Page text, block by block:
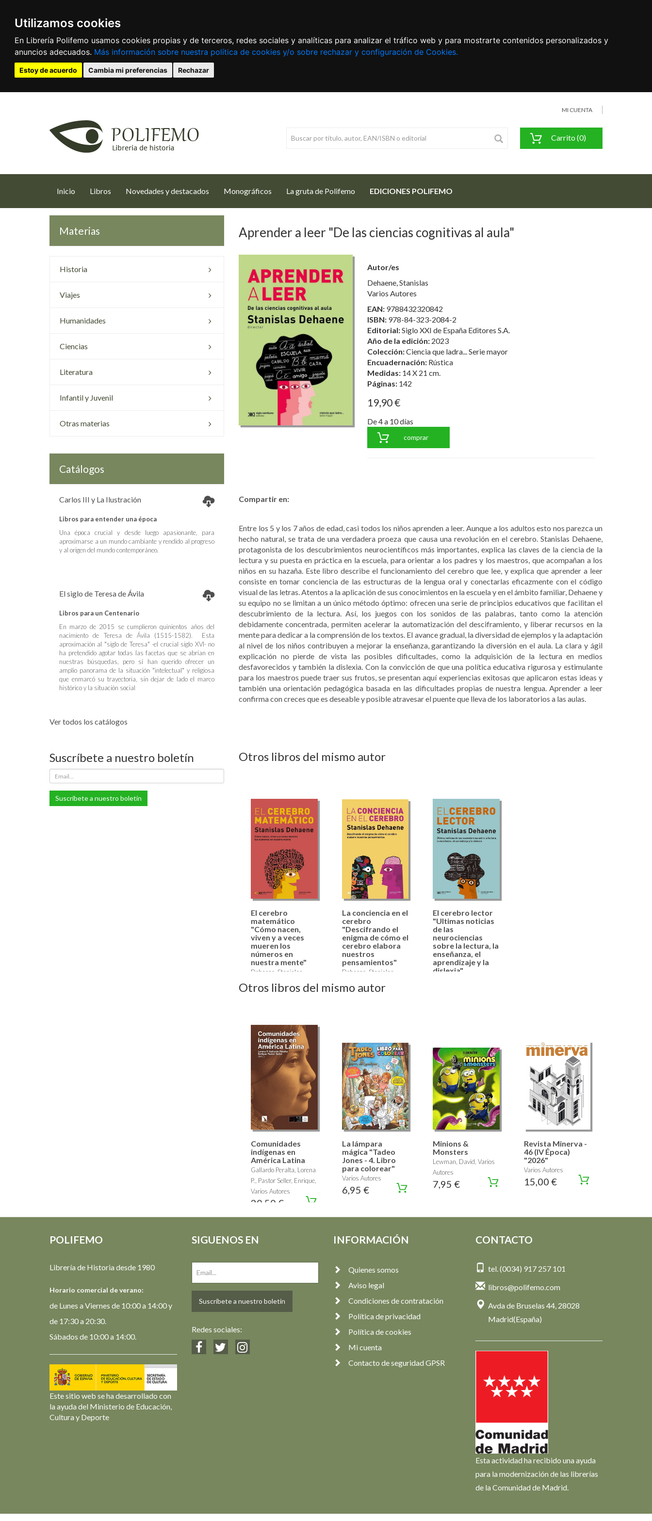
Utilizamos cookies
En Librería Polifemo usamos cookies propias y de terceros, redes sociales y analíticas para analizar el tráfico web y para mostrarte contenidos personalizados y
anuncios adecuados. Más información sobre nuestra política de cookies y/o sobre rechazar y configuración de Cookies.
Estoy de acuerdo Cambia mi preferencias Rechazar
MI CUENTA
Carrito (0)
Inicio (current)
Libros Novedades y destacados Monográficos La gruta de Polifemo EDICIONES POLIFEMO
Materias
Historia
Viajes
Humanidades
Ciencias
Literatura
Infantil y Juvenil
Otras materias
Catálogos
Carlos III y La Ilustración
Libros para entender una época
Una época crucial y desde luego apasionante, para
aproximarse a un mundo cambiante y rendido al progreso
y al origen del mundo contemporáneo.
El siglo de Teresa de Ávila
Libros para un Centenario
En marzo de 2015 se cumplieron quinientos años del
nacimiento de Teresa de Ávila (1515-1582). Esta
aproximación al "siglo de Teresa" -el crucial siglo XVI- no
ha pretendido agotar todas las facetas que se abrían en
nuestras búsquedas, pero sí han querido ofrecer un
amplio panorama de la situación "intelectual" y religiosa
que enmarcó su trayectoria, sin dejar de lado el marco
histórico y la situación social
Ver todos los catálogos
Suscríbete a nuestro boletín
Suscríbete a nuestro boletín
Aprender a leer "De las ciencias cognitivas al aula"
Autor/es
Dehaene, Stanislas
Varios Autores
EAN: 9788432320842
ISBN: 978-84-323-2084-2
Editorial:Siglo XXI de España Editores S.A.
Año de la edición: 2023
Colección:Ciencia que ladra... Serie mayor
Encuadernación: Rústica
Medidas: 14 X 21 cm.
Páginas: 142
19,90 €
De 4 a 10 días
comprar
Compartir en:
Entre los 5 y los 7 años de edad, casi todos los niños aprenden a leer. Aunque a los adultos esto nos parezca un
hecho natural, se trata de una verdadera proeza que causa una revolución en el cerebro. Stanislas Dehaene,
protagonista de los descubrimientos neurocientíficos más importantes, explica las claves de la ciencia de la
lectura y su puesta en práctica en la escuela, para orientar a los padres y los maestros, que acompañan a los
niños en su hazaña. Este libro describe el funcionamiento del cerebro que lee, y explica que aprender a leer
consiste en tomar conciencia de las estructuras de la lengua oral y conectarlas eficazmente con el código
visual de las letras. Atentos a la aplicación de sus conocimientos en la escuela y en el ámbito familiar, Dehaene y
su equipo no se limitan a un único método óptimo: ofrecen una serie de principios educativos que facilitan el
descubrimiento de la lectura. Así, los juegos con los sonidos de las palabras, tanto como la atención
debidamente concentrada, permiten acelerar la automatización del desciframiento, y liberar recursos en la
mente para dedicar a la comprensión de los textos. El avance gradual, la diversidad de ejemplos y la adaptación
al nivel de los niños contribuyen a mejorar la enseñanza, garantizando la diversión en el aula. La clara y ágil
explicación no pierde de vista las posibles dificultades, como la adquisición de la lectura en medios
desfavorecidos y también la dislexia. Con la convicción de que una política educativa rigurosa y estimulante
para los maestros puede traer sus frutos, se presentan aquí experiencias exitosas que aplicaron estas ideas y
también una orientación pedagógica basada en las dificultades propias de nuestra lengua. Aprender a leer
confirma con creces que es deseable y posible atravesar el puente que lleva de los laboratorios a las aulas.
Otros libros del mismo autor
El cerebro
matemático
"Cómo nacen,
viven y a veces
mueren los
números en
nuestra mente"
Dehaene, Stanislas
24,90 €
La conciencia en el
cerebro
"Descifrando el
enigma de cómo el
cerebro elabora
nuestros
pensamientos"
Dehaene, Stanislas
24,90 €
El cerebro lector
"Ultimas noticias
de las
neurociencias
sobre la lectura, la
enseñanza, el
aprendizaje y la
dislexia"
Otros libros del mismo autor
Comunidades
indígenas en
América Latina
Gallardo Peralta, Lorena
P., Pastor Seller, Enrique,
Varios Autores
20,50 €
La lámpara
mágica "Tadeo
Jones - 4. Libro
para colorear"
Varios Autores
6,95 €
Minions &
Monsters
Lewman, David, Varios
Autores
7,95 €
Revista Minerva -
46 (IV Época)
"2026"
Varios Autores
15,00 €
POLIFEMO
Librería de Historia desde 1980
Horario comercial de verano:
de Lunes a Viernes de 10:00 a 14:00 y
de 17:30 a 20:30.
Sábados de 10:00 a 14:00.
Este sitio web se ha desarrollado con
la ayuda del Ministerio de Educación,
Cultura y Deporte
SIGUENOS EN
Suscríbete a nuestro boletín
Redes sociales:
INFORMACIÓN
Quienes somos
Aviso legal
Condiciones de contratación
Política de privacidad
Política de cookies
Mi cuenta
Contacto de seguridad GPSR
CONTACTO
tel. (0034) 917 257 101
libros@polifemo.com
Avda de Bruselas 44, 28028
Madrid(España)
Esta actividad ha recibido una ayuda
para la modernización de las librerías
de la Comunidad de Madrid.